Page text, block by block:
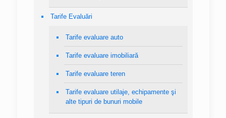
Tarife Evaluări
Tarife evaluare auto
Tarife evaluare imobiliară
Tarife evaluare teren
Tarife evaluare utilaje, echipamente şi
alte tipuri de bunuri mobile